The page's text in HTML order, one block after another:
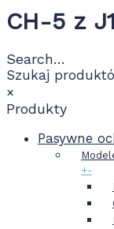
CH-5 z
Search…
Szukaj
×
Produkty
Pasywne
+-